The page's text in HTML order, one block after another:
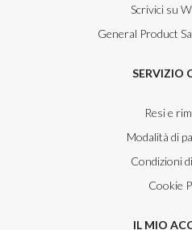
Scrivici su
General Product
SERVIZIO
Resi e
Modalità di
Condizioni
Cookie
IL MIO